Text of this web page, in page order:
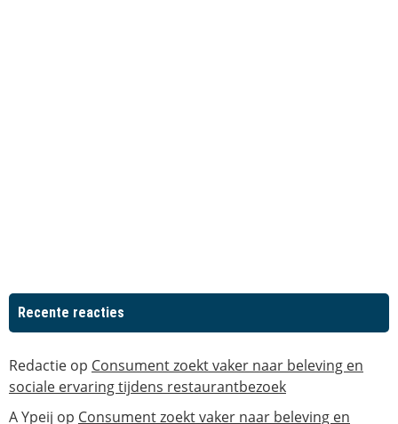
Recente reacties
Redactie op Consument zoekt vaker naar beleving en
sociale ervaring tijdens restaurantbezoek
A Ypeij op Consument zoekt vaker naar beleving en